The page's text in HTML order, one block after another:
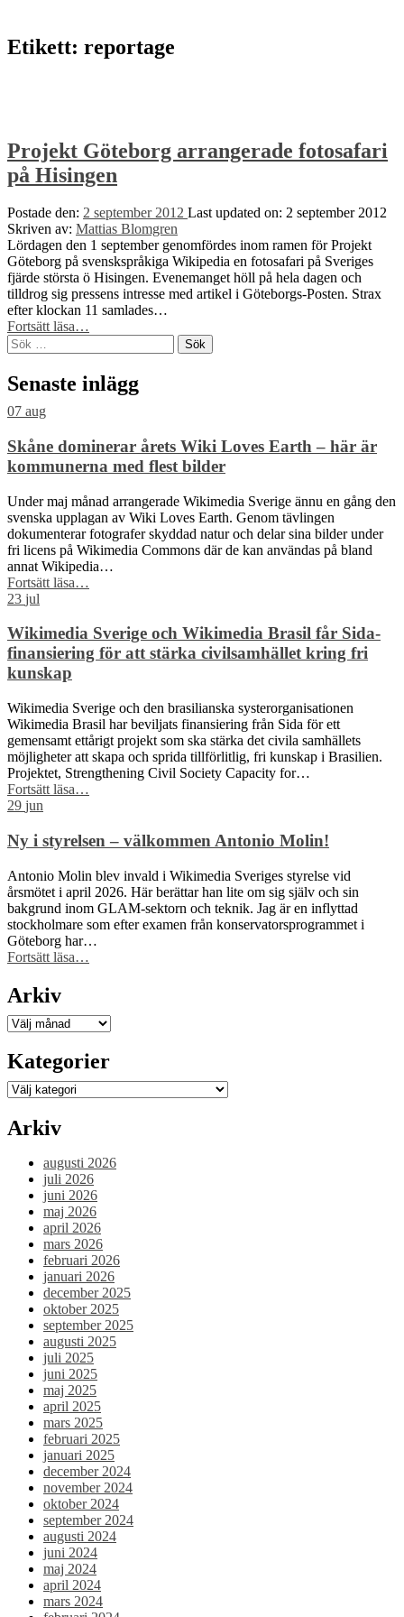
Etikett: reportage
Projekt Göteborg arrangerade fotosafari
på Hisingen
Postade den: 2 september 2012 Last updated on: 2 september 2012
Skriven av: Mattias Blomgren
Lördagen den 1 september genomfördes inom ramen för Projekt
Göteborg på svenskspråkiga Wikipedia en fotosafari på Sveriges
fjärde största ö Hisingen. Evenemanget höll på hela dagen och
tilldrog sig pressens intresse med artikel i Göteborgs-Posten. Strax
efter klockan 11 samlades…
Fortsätt läsa“Projekt
arrangerade
fotosafari
på
…
Sök
efter:
Senaste inlägg
07 aug
Skåne dominerar årets Wiki Loves Earth – här är
kommunerna med flest bilder
Under maj månad arrangerade Wikimedia Sverige ännu en gång den
svenska upplagan av Wiki Loves Earth. Genom tävlingen
dokumenterar fotografer skyddad natur och delar sina bilder under
fri licens på Wikimedia Commons där de kan användas på bland
annat Wikipedia…
Fortsätt läsa
Wiki
Loves
Earth
är
kommunerna
med
flest
bilder”
…
23 jul
Wikimedia Sverige och Wikimedia Brasil får Sida-
finansiering för att stärka civilsamhället kring fri
kunskap
Wikimedia Sverige och den brasilianska systerorganisationen
Wikimedia Brasil har beviljats finansiering från Sida för ett
gemensamt ettårigt projekt som ska stärka det civila samhällets
möjligheter att skapa och sprida tillförlitlig, fri kunskap i Brasilien.
Projektet, Strengthening Civil Society Capacity for…
Fortsätt läsa
Wikimedia
Brasil
får
Sida-
finansiering
för
att
stärka
civilsamhället
kunskap”
…
29 jun
Ny i styrelsen – välkommen Antonio Molin!
Antonio Molin blev invald i Wikimedia Sveriges styrelse vid
årsmötet i april 2026. Här berättar han lite om sig själv och sin
bakgrund inom GLAM-sektorn och teknik. Jag är en inflyttad
stockholmare som efter examen från konservatorsprogrammet i
Göteborg har…
Fortsätt läsa
välkommen
Antonio
Molin!”
…
Arkiv
Arkiv
Kategorier
Kategorier
Arkiv
augusti 2026
juli 2026
juni 2026
maj 2026
april 2026
mars 2026
februari 2026
januari 2026
december 2025
oktober 2025
september 2025
augusti 2025
juli 2025
juni 2025
maj 2025
april 2025
mars 2025
februari 2025
januari 2025
december 2024
november 2024
oktober 2024
september 2024
augusti 2024
juni 2024
maj 2024
april 2024
mars 2024